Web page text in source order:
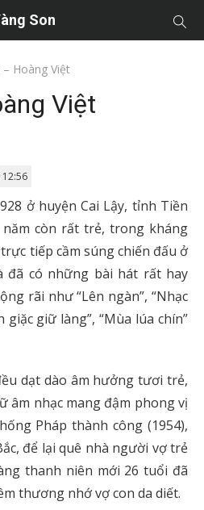
Son
– Hoàng Việt
Việt
ở huyện Cai Lậy, tỉnh Tiền
còn rất trẻ, trong kháng
tiếp cầm súng chiến đấu ở
đã có những bài hát rất hay
rãi như “Lên ngàn”, “Nhạc
giặc giữ làng”, “Mùa lúa chín”
dạt dào âm hưởng tươi trẻ,
âm nhạc mang đậm phong vị
Pháp thành công (1954),
để lại quê nhà người vợ trẻ
thanh niên mới 26 tuổi đã
thương nhớ vợ con da diết.